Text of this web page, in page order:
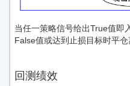
当任一策略信号给出True值即
False值或达到止损目标时平仓
回测绩效